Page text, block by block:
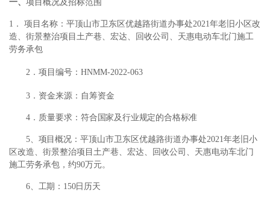
一、 项目概况及招标范围
1． 项目名称： 平顶山市卫东区优越路街道办事处2021年老旧小区改
造、街景整治项目 土产巷、宏达、回收公司、天惠电动车北门施工
劳务承包
2．项目 编号： HNMM-2022-063
3．资金来源：自筹资金
4． 质量要求： 符合国家及行业规定的合格标准
5、项目概况： 平顶山市卫东区优越路街道办事处2021年老旧小
区改造、街景整治项目 土产巷、宏达、回收公司、天惠电动车北门
施工劳务承包， 约90万元。
6、工期： 150日历天